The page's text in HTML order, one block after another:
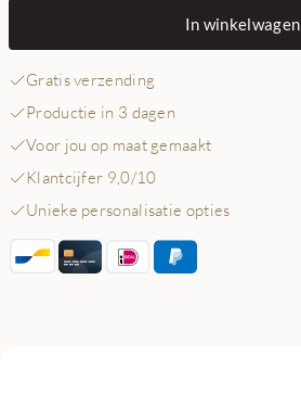
In winkelwagen
Gratis verzending
Productie in 3 dagen
Voor jou op maat gemaakt
Klantcijfer 9,0/10
Unieke personalisatie opties